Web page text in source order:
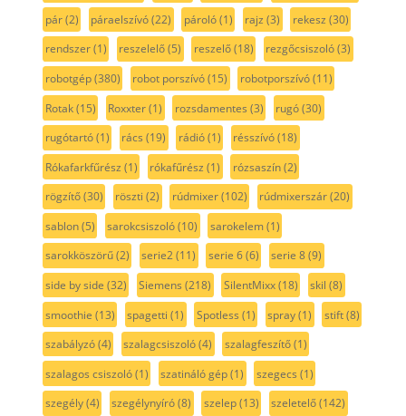
pár(2) páraelszívó(22) pároló(1) rajz (3) rekesz (30)
rendszer(1) reszelelő(5) reszelő(18) rezgőcsiszoló(3)
robotgép(380) robot porszívó(15) robotporszívó(11)
Rotak(15) Roxxter(1) rozsdamentes (3) rugó(30)
rugótartó(1) rács (19) rádió(1) résszívó(18)
Rókafarkfűrész (1) rókafűrész (1) rózsaszín(2)
rögzítő(30) röszti (2) rúdmixer(102) rúdmixerszár(20)
sablon(5) sarokcsiszoló(10) sarokelem(1)
sarokköszörű(2) serie2(11) serie 6(6) serie 8(9)
side by side (32) Siemens (218) SilentMixx(18) skil (8)
smoothie (13) spagetti (1) Spotless (1) spray(1) stift(8)
szabályzó(4) szalagcsiszoló(4) szalagfeszítő(1)
szalagos csiszoló(1) szatináló gép(1) szegecs (1)
szegély(4) szegélynyíró(8) szelep(13) szeletelő(142)